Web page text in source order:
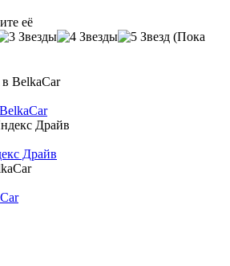
её
(Пока
Драйв